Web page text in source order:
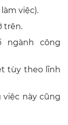
việc).
trên.
ngành công
tùy theo lĩnh
này cũng